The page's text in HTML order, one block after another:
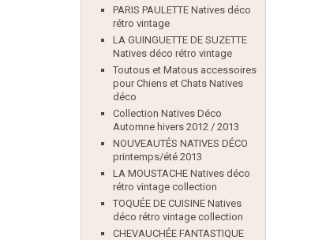
PARIS PAULETTE Natives déco
rétro vintage
LA GUINGUETTE DE SUZETTE
Natives déco rétro vintage
Toutous et Matous accessoires
pour Chiens et Chats Natives
déco
Collection Natives Déco
Automne hivers 2012 / 2013
NOUVEAUTÉS NATIVES DÉCO
printemps/été 2013
LA MOUSTACHE Natives déco
rétro vintage collection
TOQUÉE DE CUISINE Natives
déco rétro vintage collection
CHEVAUCHÉE FANTASTIQUE